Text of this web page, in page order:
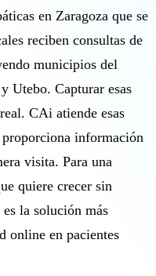
en Zaragoza que se
reciben consultas de
municipios del
Utebo. Capturar esas
CAi atiende esas
información
visita. Para una
quiere crecer sin
la solución más
online en pacientes